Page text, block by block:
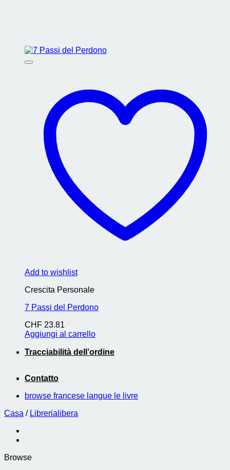
Add to wishlist
Crescita Personale
7 Passi del Perdono
CHF 23.81
Aggiungi al carrello
Tracciabilità dell’ordine
Contatto
browse francese langue le livre
Casa / Librerialibera
Browse